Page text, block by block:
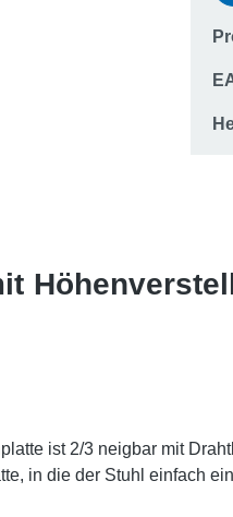
ist 2/3 neigbar mit
in die der Stuhl einfach